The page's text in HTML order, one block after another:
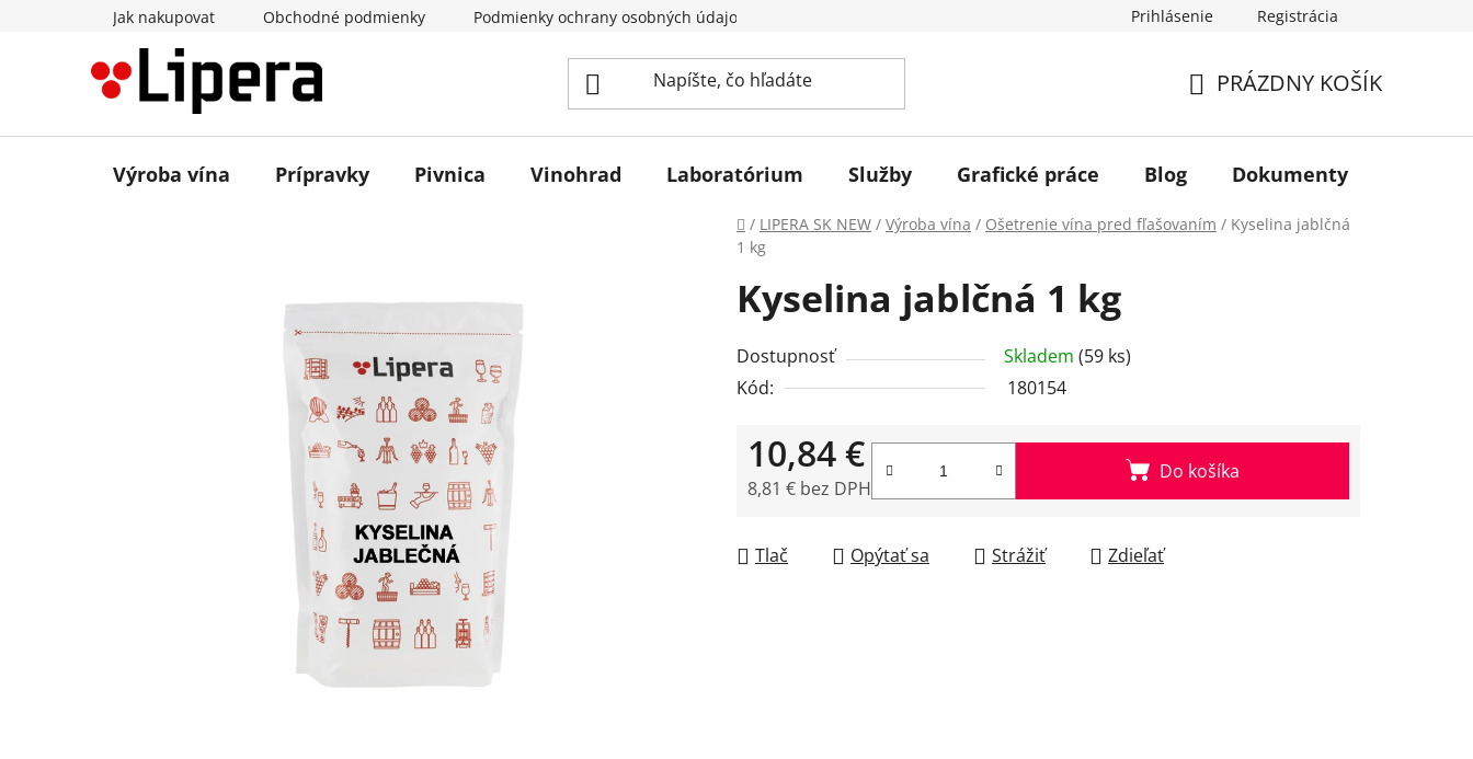
Jak nakupovat Obchodné podmienky Podmienky ochrany osobných údajov Prihlásenie Registrácia
KOŠÍK
PRÁZDNY KOŠÍK
Výroba vína Prípravky Pivnica Vinohrad Laboratórium Služby Grafické práce Blog Dokumenty
Domov
/ LIPERA SK NEW / Výroba vína / Ošetrenie vína pred fľašovaním / Kyselina jablčná
1 kg
Kyselina jablčná 1 kg
Dostupnosť Skladem (59 ks)
Kód:
180154
10,84 €
8,81 € bez DPH
Do košíka
Tlač Opýtať sa Strážiť Zdieľať